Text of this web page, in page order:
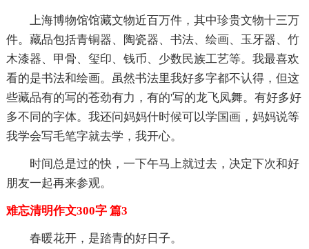
上海博物馆馆藏文物近百万件，其中珍贵文物十三万
件。藏品包括青铜器、陶瓷器、书法、绘画、玉牙器、竹
木漆器、甲骨、玺印、钱币、少数民族工艺等。我最喜欢
看的是书法和绘画。虽然书法里我好多字都不认得，但这
些藏品有的写的苍劲有力，有的'写的龙飞凤舞。有好多好
多不同的字体。我还问妈妈什时候可以学国画，妈妈说等
我学会写毛笔字就去学，我开心。
时间总是过的快，一下午马上就过去，决定下次和好
朋友一起再来参观。
难忘清明作文300字 篇3
春暖花开，是踏青的好日子。